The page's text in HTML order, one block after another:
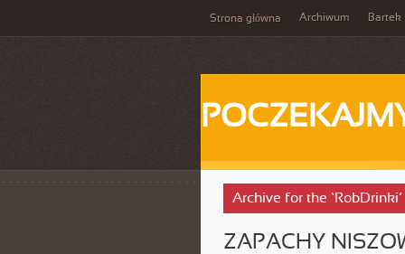
Strona główna Archiwum Bartek
Archive for the
ZAPACHY